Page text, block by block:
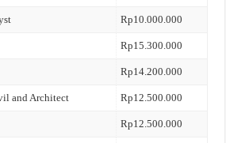
Rp10.000.000
Rp15.300.000
Rp14.200.000
and Architect Rp12.500.000
Rp12.500.000